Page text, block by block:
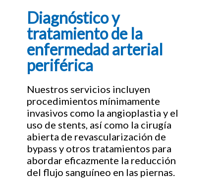
Diagnóstico y
tratamiento de la
enfermedad arterial
periférica
Nuestros servicios incluyen
procedimientos mínimamente
invasivos como la angioplastia y el
uso de stents, así como la cirugía
abierta de revascularización de
bypass y otros tratamientos para
abordar eficazmente la reducción
del flujo sanguíneo en las piernas.